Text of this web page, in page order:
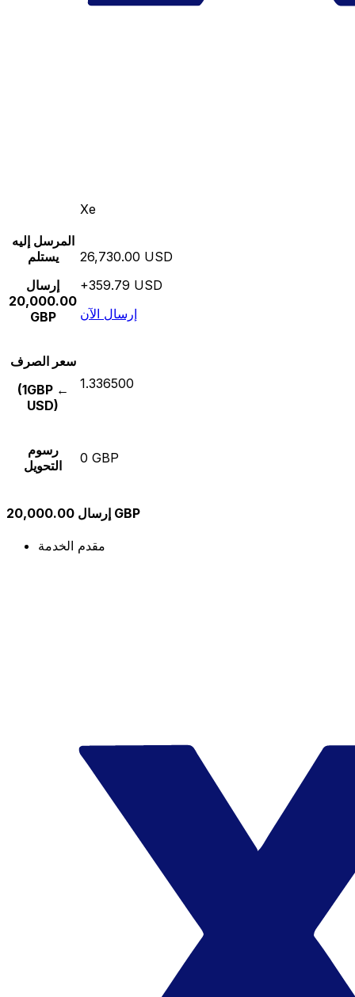
Xe
المرسل إليه
يستلم
إرسال
20,000.00
GBP
26,730.00 USD
+359.79 USD
إرسال الآن
سعر الصرف
(1GBP ←
USD)
1.336500
رسوم
التحويل
0 GBP
إرسال 20,000.00 GBP
مقدم الخدمة